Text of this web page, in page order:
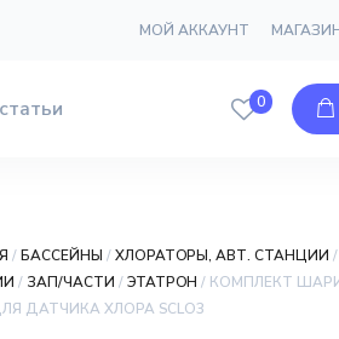
МОЙ АККАУНТ
0
/БАССЕЙНЫ /ХЛОРАТОРЫ, АВТ. СТАНЦИИ
/ ЗАП/ЧАСТИ /ЭТАТРОН / КОМПЛЕКТ
ДАТЧИКА ХЛОРА SCLO3